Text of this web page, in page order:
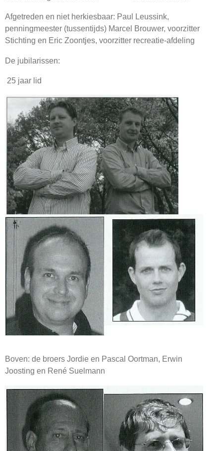
Afgetreden en niet herkiesbaar: Paul Leussink,
penningmeester (tussentijds) Marcel Brouwer, voorzitter
Stichting en Eric Zoontjes, voorzitter recreatie-afdeling
De jubilarissen:
25 jaar lid
Boven: de broers Jordie en Pascal Oortman, Erwin
Joosting en René Suelmann